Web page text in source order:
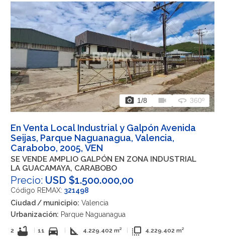
photo_camera 1/8 videocam 360 360º
En Venta Local Industrial y Galpón Avenida
Seijas, Parque Naguanagua, Valencia,
Carabobo, 2005, VEN
SE VENDE AMPLIO GALPÓN EN ZONA INDUSTRIAL
LA GUACAMAYA, CARABOBO
Precio: USD $1.500.000,00
Código REMAX: 321498
Ciudad / municipio: Valencia
Urbanización: Parque Naguanagua
2 bathtub 11 directions_car square_foot 4.229.402 m² flip_to_front 4.229.402 m²